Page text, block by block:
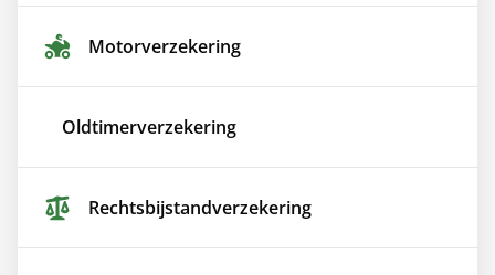
Motor­verzekering
Oldtimer­verzekering
Rechtsbijstand­verzekering